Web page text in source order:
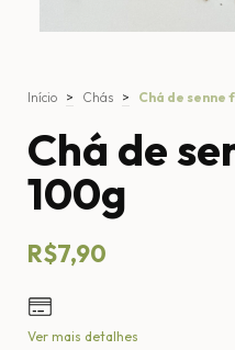
Início > Chás > Chá de senne
Chá de
100g
R$7,90
Ver mais detalhes